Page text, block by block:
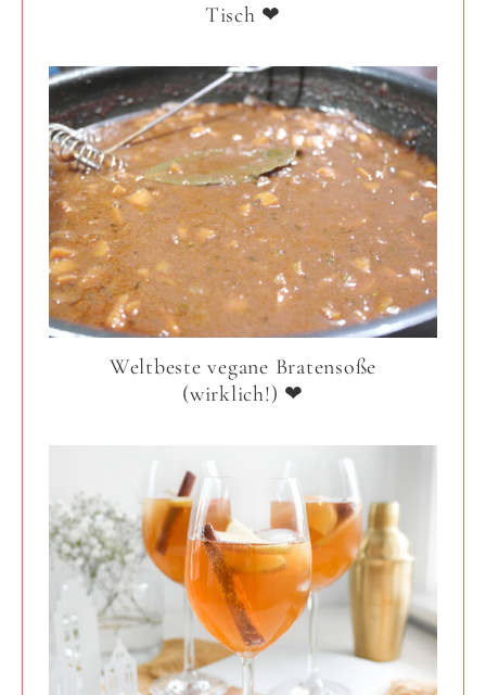
Tisch ❤
Weltbeste vegane Bratensoße
(wirklich!) ❤